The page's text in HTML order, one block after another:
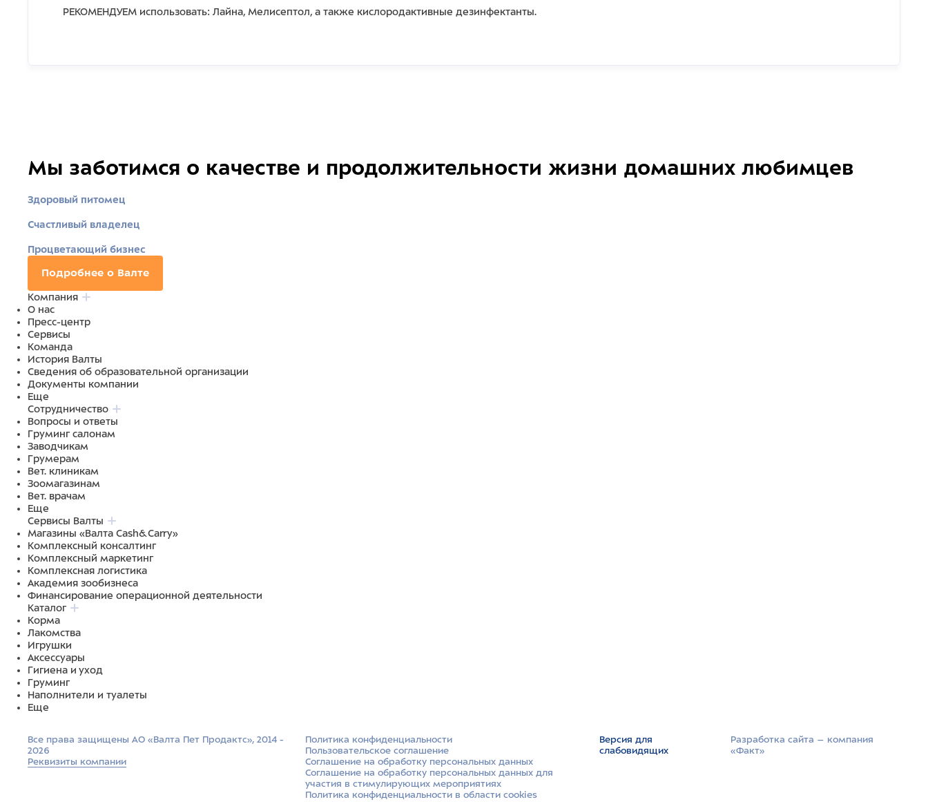
РЕКОМЕНДУЕМ использовать: Лайна, Мелисептол, а также кислородактивные дезинфектанты.
Мы заботимся о качестве и продолжительности жизни домашних любимцев
Здоровый питомец
Счастливый владелец
Процветающий бизнес
Подробнее о Валте
Компания
О нас
Пресс-центр
Сервисы
Команда
История Валты
Сведения об образовательной организации
Документы компании
Еще
Сотрудничество
Вопросы и ответы
Груминг салонам
Заводчикам
Грумерам
Вет. клиникам
Зоомагазинам
Вет. врачам
Еще
Сервисы Валты
Магазины «Валта Cash&Carry»
Комплексный консалтинг
Комплексный маркетинг
Комплексная логистика
Академия зообизнеса
Финансирование операционной деятельности
Каталог
Корма
Лакомства
Игрушки
Аксессуары
Гигиена и уход
Груминг
Наполнители и туалеты
Еще
Все права защищены АО «Валта Пет Продактс», 2014 -
2026
Реквизиты компании
Политика конфиденциальности
Пользовательское соглашение
Соглашение на обработку персональных данных
Соглашение на обработку персональных данных для
участия в стимулирующих мероприятиях
Политика конфиденциальности в области cookies
Версия для
слабовидящих
Разработка сайта –­ компания
«Факт»